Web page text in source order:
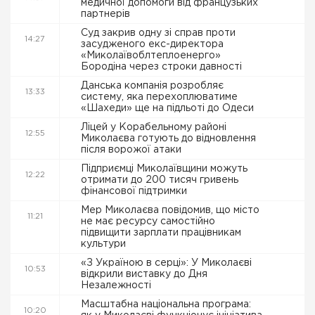
медичної допомоги від французьких
партнерів
14:27
Суд закрив одну зі справ проти
засудженого екс-директора
«Миколаївоблтеплоенерго»
Бородіна через строки давності
13:33
Данська компанія розробляє
систему, яка перехоплюватиме
«Шахеди» ще на підльоті до Одеси
12:55
Ліцей у Корабельному районі
Миколаєва готують до відновлення
після ворожої атаки
12:22
Підприємці Миколаївщини можуть
отримати до 200 тисяч гривень
фінансової підтримки
11:21
Мер Миколаєва повідомив, що місто
не має ресурсу самостійно
підвищити зарплати працівникам
культури
10:53
«З Україною в серці»: У Миколаєві
відкрили виставку до Дня
Незалежності
10:20
Масштабна національна програма: